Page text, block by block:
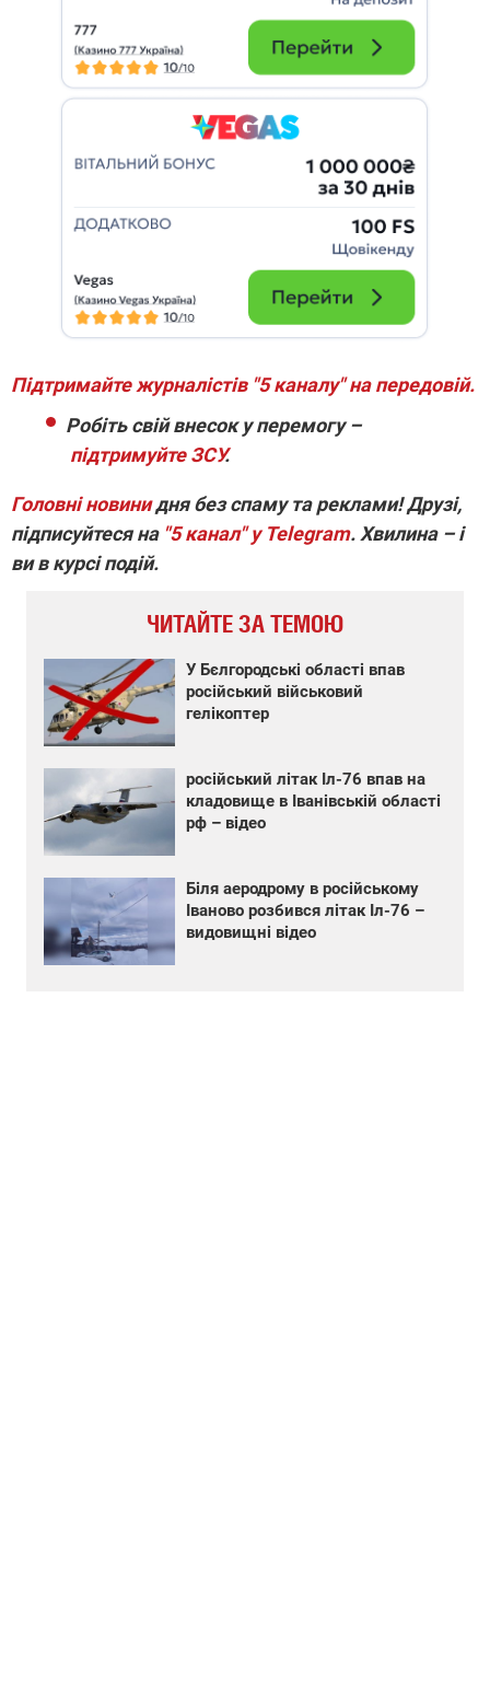
Підтримайте журналістів "5 каналу" на передовій.
Робіть свій внесок у перемогу –
підтримуйте ЗСУ.
Головні новинидня без спаму та реклами! Друзі,
підписуйтеся на "5 канал" у Telegram. Хвилина – і
ви в курсі подій.
ЧИТАЙТЕ ЗА ТЕМОЮ
У Бєлгородські області впав
російський військовий
гелікоптер
російський літак Іл-76 впав на
кладовище в Іванівській області
рф – відео
Біля аеродрому в російському
Іваново розбився літак Іл-76 –
видовищні відео